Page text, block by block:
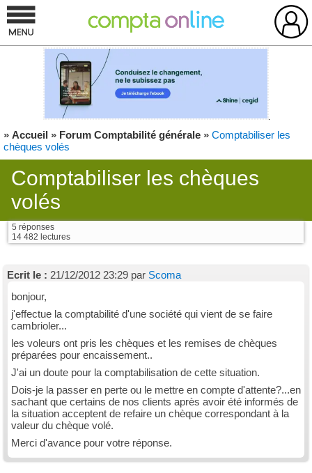
» Accueil » Forum Comptabilité générale » Comptabiliser les
chèques volés
Comptabiliser les chèques
volés
5 réponses
14 482 lectures
Ecrit le : 21/12/2012 23:29 par Scoma
bonjour,
j'effectue la comptabilité d'une société qui vient de se faire
cambrioler...
les voleurs ont pris les chèques et les remises de chèques
préparées pour encaissement..
J'ai un doute pour la comptabilisation de cette situation.
Dois-je la passer en perte ou le mettre en compte d'attente?...en
sachant que certains de nos clients après avoir été informés de
la situation acceptent de refaire un chèque correspondant à la
valeur du chèque volé.
Merci d'avance pour votre réponse.